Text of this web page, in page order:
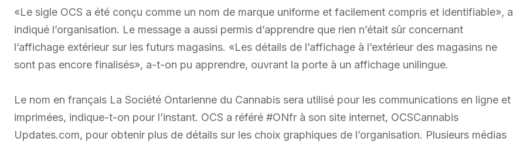
«Le sigle OCS a été conçu comme un nom de marque uniforme et facilement compris et identifiable», a
indiqué l’organisation. Le message a aussi permis d’apprendre que rien n’était sûr concernant
l’affichage extérieur sur les futurs magasins. «Les détails de l’affichage à l’extérieur des magasins ne
sont pas encore finalisés», a-t-on pu apprendre, ouvrant la porte à un affichage unilingue.
Le nom en français La Société Ontarienne du Cannabis sera utilisé pour les communications en ligne et
imprimées, indique-t-on pour l’instant. OCS a référé #ONfr à son site internet, OCSCannabis
Updates.com, pour obtenir plus de détails sur les choix graphiques de l’organisation. Plusieurs médias